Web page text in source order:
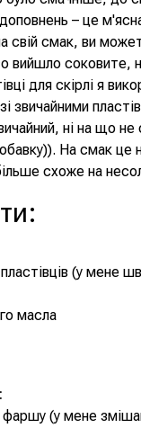
– це
свій смак, ви
вийшло соковите,
для скірлі я
звичайними
ні на що
На смак це
схоже на
:
(у мене
масла
(у мене